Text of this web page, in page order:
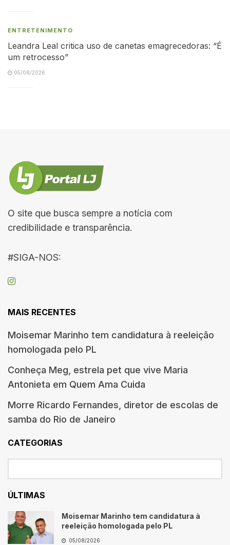
ENTRETENIMENTO
Leandra Leal critica uso de canetas emagrecedoras: “É
um retrocesso”
05/08/2026
O site que busca sempre a notícia com
credibilidade e transparência.
#SIGA-NOS:
MAIS RECENTES
Moisemar Marinho tem candidatura à reeleição
homologada pelo PL
Conheça Meg, estrela pet que vive Maria
Antonieta em Quem Ama Cuida
Morre Ricardo Fernandes, diretor de escolas de
samba do Rio de Janeiro
CATEGORIAS
ÚLTIMAS
Moisemar Marinho tem candidatura à
reeleição homologada pelo PL
05/08/2026